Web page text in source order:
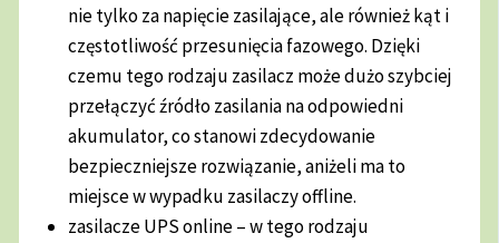
nie tylko za napięcie zasilające, ale również kąt i
częstotliwość przesunięcia fazowego. Dzięki
czemu tego rodzaju zasilacz może dużo szybciej
przełączyć źródło zasilania na odpowiedni
akumulator, co stanowi zdecydowanie
bezpieczniejsze rozwiązanie, aniżeli ma to
miejsce w wypadku zasilaczy offline.
zasilacze UPS online – w tego rodzaju